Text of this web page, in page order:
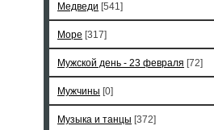
Медведи [541]
Море [317]
Мужской день - 23 февраля [72]
Мужчины [0]
Музыка и танцы [372]